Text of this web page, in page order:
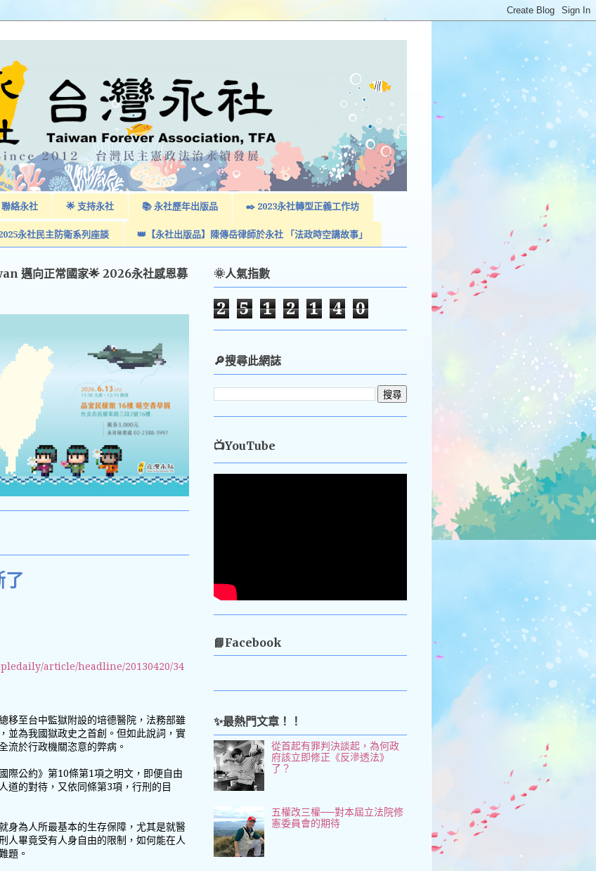
聯絡永社 🌟 支持永社 📚 永社歷年出版品 ✒️ 2023永社轉型正義工作坊
永社民主防衛系列座談 👑【永社出版品】陳傳岳律師於永社 「法政時空講故事」
邁向正常國家🌟 2026永社感恩募
了
article/headline/20130420/34
移至台中監獄附設的培德醫院，法務部雖
並為我國獄政史之首創。但如此說詞，實
流於行政機關恣意的弊病。
際公約》第10條第1項之明文，即便自由
道的對待，又依同條第3項，行刑的目
身為人所最基本的生存保障，尤其是就醫
人畢竟受有人身自由的限制，如何能在人
題。
🌞人氣指數
2 5 1 2 1 4 0
🔎搜尋此網誌
📺YouTube
📘Facebook
✨最熱門文章！！
從首起有罪判決談起，為何政
府該立即修正《反滲透法》
了？
五權改三權──對本屆立法院修
憲委員會的期待